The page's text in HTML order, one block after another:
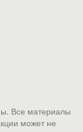
Все материалы
может не